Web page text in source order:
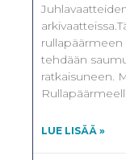
tehdään
ratkaisuneen.
LUE LISÄÄ »